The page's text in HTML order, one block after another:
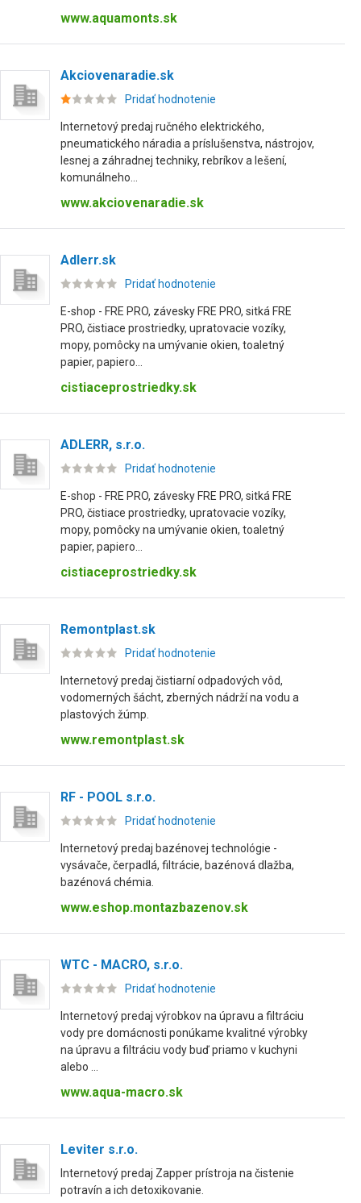
www.aquamonts.sk
Akciovenaradie.sk
Pridať hodnotenie
Internetový predaj ručného elektrického,
pneumatického náradia a príslušenstva, nástrojov,
lesnej a záhradnej techniky, rebríkov a lešení,
komunálneho...
www.akciovenaradie.sk
Adlerr.sk
Pridať hodnotenie
E-shop - FRE PRO, závesky FRE PRO, sitká FRE
PRO, čistiace prostriedky, upratovacie vozíky,
mopy, pomôcky na umývanie okien, toaletný
papier, papiero...
cistiaceprostriedky.sk
ADLERR, s.r.o.
Pridať hodnotenie
E-shop - FRE PRO, závesky FRE PRO, sitká FRE
PRO, čistiace prostriedky, upratovacie vozíky,
mopy, pomôcky na umývanie okien, toaletný
papier, papiero...
cistiaceprostriedky.sk
Remontplast.sk
Pridať hodnotenie
Internetový predaj čistiarní odpadových vôd,
vodomerných šácht, zberných nádrží na vodu a
plastových žúmp.
www.remontplast.sk
RF - POOL s.r.o.
Pridať hodnotenie
Internetový predaj bazénovej technológie -
vysávače, čerpadlá, filtrácie, bazénová dlažba,
bazénová chémia.
www.eshop.montazbazenov.sk
WTC - MACRO, s.r.o.
Pridať hodnotenie
Internetový predaj výrobkov na úpravu a filtráciu
vody pre domácnosti ponúkame kvalitné výrobky
na úpravu a filtráciu vody buď priamo v kuchyni
alebo ...
www.aqua-macro.sk
Leviter s.r.o.
Internetový predaj Zapper prístroja na čistenie
potravín a ich detoxikovanie.